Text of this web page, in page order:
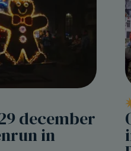
december
in